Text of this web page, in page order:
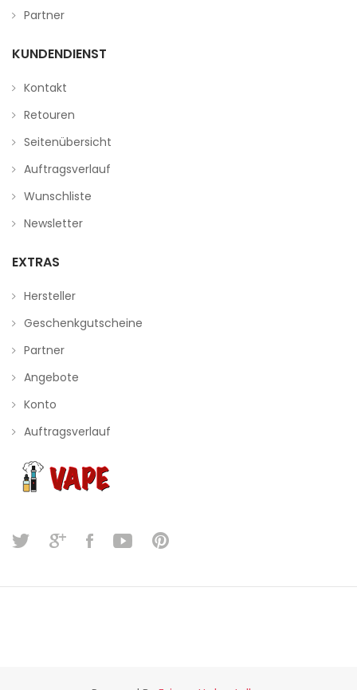
Partner
KUNDENDIENST
Kontakt
Retouren
Seitenübersicht
Auftragsverlauf
Wunschliste
Newsletter
EXTRAS
Hersteller
Geschenkgutscheine
Partner
Angebote
Konto
Auftragsverlauf